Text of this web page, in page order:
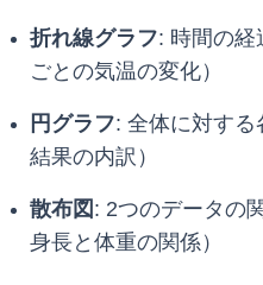
折れ線グラフ: 時間の経
ごとの気温の変化）
円グラフ: 全体に対する
結果の内訳）
散布図 : 2つのデータの
身長と体重の関係）